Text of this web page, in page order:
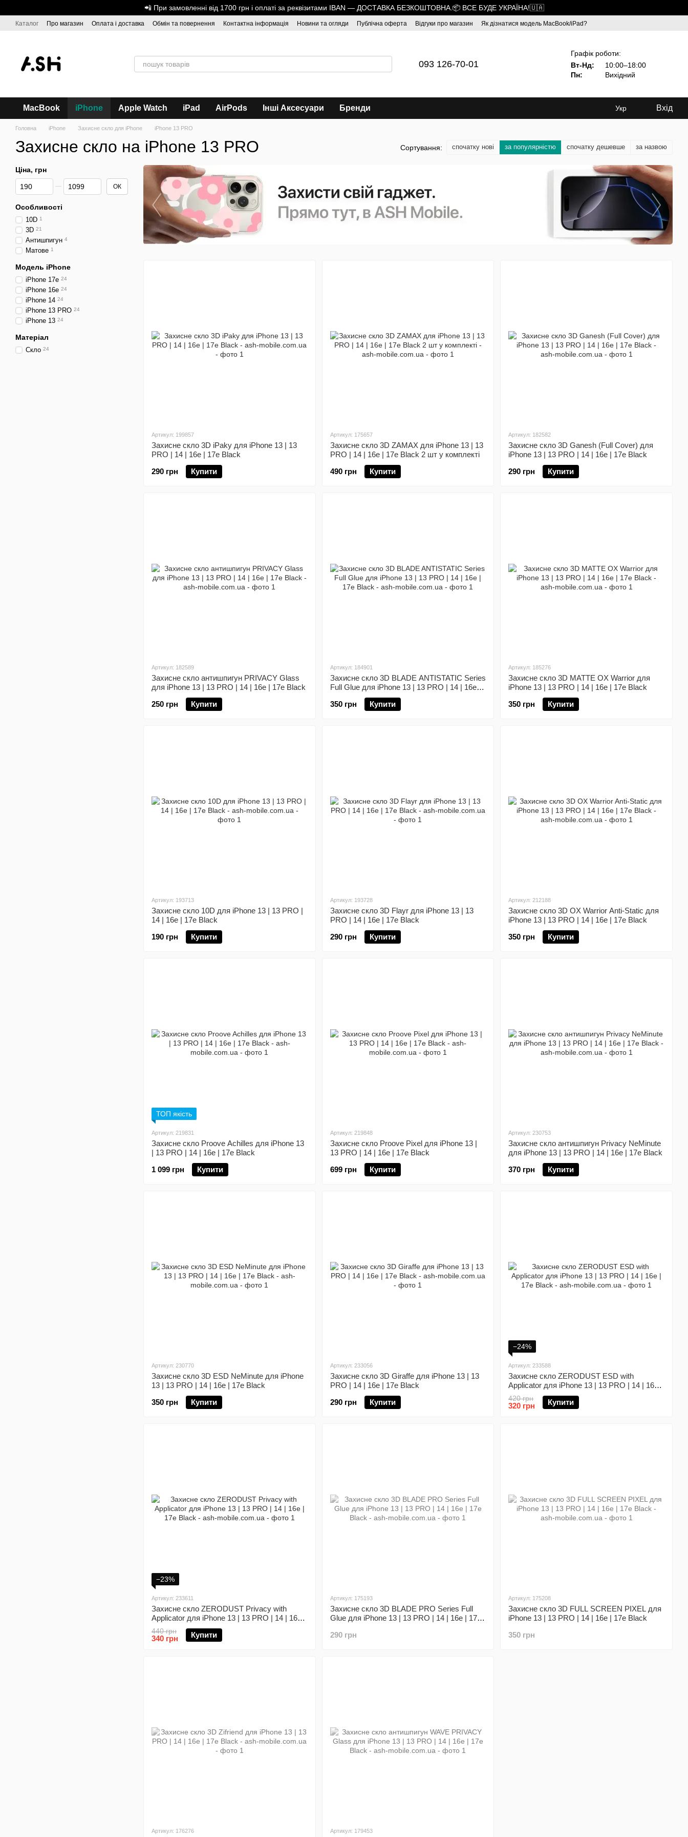
📲 При замовленні від 1700 грн і оплаті за реквізитами IBAN — ДОСТАВКА БЕЗКОШТОВНА.📦 ВСЕ БУДЕ УКРАЇНА!🇺🇦
Каталог Про магазин Оплата і доставка Обмін та повернення Контактна інформація Новини та огляди Публічна оферта Відгуки про магазин
Як дізнатися модель MacBook/iPad?
093 126-70-01
Графік роботи:
Вт-Нд:
10:00–18:00
Пн:
Вихідний
MacBook iPhone Apple Watch iPad AirPods Інші Аксесуари Бренди Укр Вхід
Головна iPhone Захисне скло для iPhone iPhone 13 PRO
Захисне скло на iPhone 13 PRO Сортування: спочатку нові за популярністю спочатку дешевше за назвою
Артикул: 199857
Захисне скло 3D iPaky для iPhone 13 | 13
PRO | 14 | 16e | 17e Black
290 грн
Купити
Артикул: 175657
Захисне скло 3D ZAMAX для iPhone 13 | 13
PRO | 14 | 16e | 17e Black 2 шт у комплекті
490 грн
Купити
Артикул: 182582
Захисне скло 3D Ganesh (Full Cover) для
iPhone 13 | 13 PRO | 14 | 16e | 17e Black
290 грн
Купити
Артикул: 182589
Захисне скло антишпигун PRIVACY Glass
для iPhone 13 | 13 PRO | 14 | 16e | 17e Black
250 грн
Купити
Артикул: 184901
Захисне скло 3D BLADE ANTISTATIC Series
Full Glue для iPhone 13 | 13 PRO | 14 | 16e |
350 грн
Купити
Артикул: 185276
Захисне скло 3D MATTE OX Warrior для
iPhone 13 | 13 PRO | 14 | 16e | 17e Black
350 грн
Купити
Артикул: 193713
Захисне скло 10D для iPhone 13 | 13 PRO |
14 | 16e | 17e Black
190 грн
Купити
Артикул: 193728
Захисне скло 3D Flayr для iPhone 13 | 13
PRO | 14 | 16e | 17e Black
290 грн
Купити
Артикул: 212188
Захисне скло 3D OX Warrior Anti-Static для
iPhone 13 | 13 PRO | 14 | 16e | 17e Black
350 грн
Купити
ТОП якість
Артикул: 219831
Захисне скло Proove Achilles для iPhone 13
| 13 PRO | 14 | 16e | 17e Black
1 099 грн
Купити
Артикул: 219848
Захисне скло Proove Pixel для iPhone 13 |
13 PRO | 14 | 16e | 17e Black
699 грн
Купити
Артикул: 230753
Захисне скло антишпигун Privacy NeMinute
для iPhone 13 | 13 PRO | 14 | 16e | 17e Black
370 грн
Купити
Артикул: 230770
Захисне скло 3D ESD NeMinute для iPhone
13 | 13 PRO | 14 | 16e | 17e Black
350 грн
Купити
Артикул: 233056
Захисне скло 3D Giraffe для iPhone 13 | 13
PRO | 14 | 16e | 17e Black
290 грн
Купити
−24%
Артикул: 233588
Захисне скло ZERODUST ESD with
Applicator для iPhone 13 | 13 PRO | 14 | 16e |
17e Black
420 грн
320 грн Купити
−23%
Артикул: 233611
Захисне скло ZERODUST Privacy with
Applicator для iPhone 13 | 13 PRO | 14 | 16e |
17e Black
440 грн
340 грн Купити
Артикул: 175193
Захисне скло 3D BLADE PRO Series Full
Glue для iPhone 13 | 13 PRO | 14 | 16e | 17e
290 грн
Артикул: 175208
Захисне скло 3D FULL SCREEN PIXEL для
iPhone 13 | 13 PRO | 14 | 16e | 17e Black
350 грн
Артикул: 176276 Артикул: 179453
Ціна, грн
Від Ціна, грн
До Ціна, грн ОК
Особливості
10D 1
3D 21
Антишпигун 4
Матове 1
Модель iPhone
iPhone 17e 24
iPhone 16e 24
iPhone 14 24
iPhone 13 PRO 24
iPhone 13 24
Матеріал
Скло 24